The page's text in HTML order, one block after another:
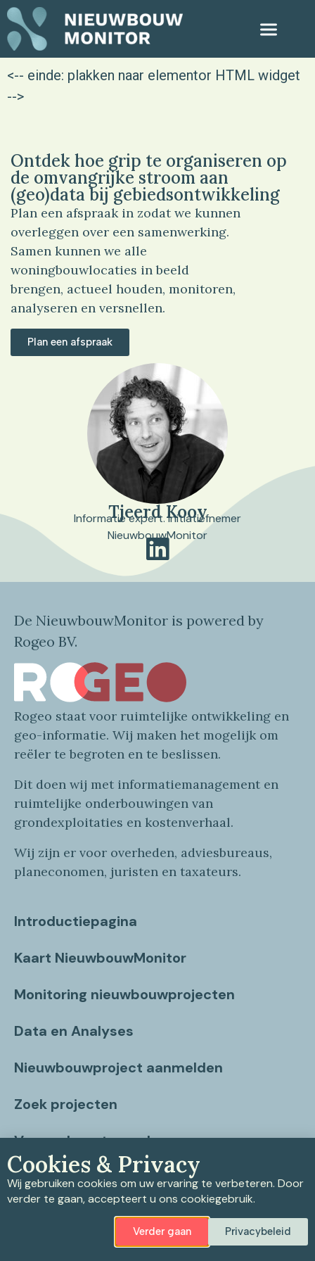
<-- einde: plakken naar elementor HTML widget
-->
Ontdek hoe grip te organiseren op
de omvangrijke stroom aan
(geo)data bij gebiedsontwikkeling
Plan een afspraak in zodat we kunnen
overleggen over een samenwerking.
Samen kunnen we alle
woningbouwlocaties in beeld
brengen, actueel houden, monitoren,
analyseren en versnellen.
Plan een afspraak
Tjeerd Kooy
Informatie expert. Initiatiefnemer
NieuwbouwMonitor
De NieuwbouwMonitor is powered by
Rogeo BV.
Rogeo staat voor ruimtelijke ontwikkeling en
geo-informatie. Wij maken het mogelijk om
reëler te begroten en te beslissen.
Dit doen wij met informatiemanagement en
ruimtelijke onderbouwingen van
grondexploitaties en kostenverhaal.
Wij zijn er voor overheden, adviesbureaus,
planeconomen, juristen en taxateurs.
Introductiepagina
Kaart NieuwbouwMonitor
Monitoring nieuwbouwprojecten
Data en Analyses
Nieuwbouwproject aanmelden
Zoek projecten
Vragen beantwoord
Contact
Cookiebeleid
Cookies & Privacy
Wij gebruiken cookies om uw ervaring te verbeteren. Door
verder te gaan, accepteert u ons cookiegebruik.
Verder gaan Privacybeleid